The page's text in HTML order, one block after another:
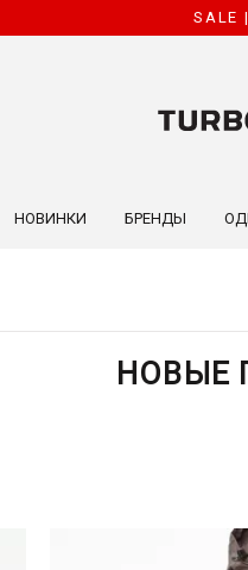
SALE
НОВИНКИ БРЕНДЫ
НОВЫЕ